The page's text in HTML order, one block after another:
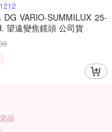
VARIO-SUMMILUX 25-
望遠變焦鏡頭 公司貨
品